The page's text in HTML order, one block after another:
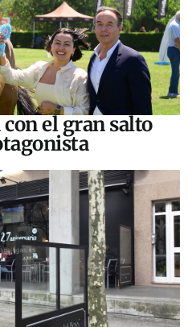
el gran salto